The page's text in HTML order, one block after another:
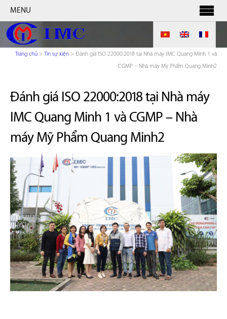
MENU
Trang chủ > Tin sự kiện > Đánh giá ISO 22000:2018 tại Nhà máy IMC Quang Minh 1 và
CGMP – Nhà máy Mỹ Phẩm Quang Minh2
Đánh giá ISO 22000:2018 tại Nhà máy
IMC Quang Minh 1 và CGMP – Nhà
máy Mỹ Phẩm Quang Minh2